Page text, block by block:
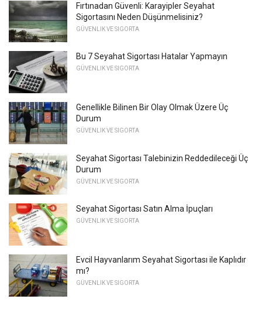
Fırtınadan Güvenli: Karayipler Seyahat
Sigortasını Neden Düşünmelisiniz?
GÜVENLIK VE SIGORTA
Bu 7 Seyahat Sigortası Hatalar Yapmayın
GÜVENLIK VE SIGORTA
Genellikle Bilinen Bir Olay Olmak Üzere Üç
Durum
GÜVENLIK VE SIGORTA
Seyahat Sigortası Talebinizin Reddedileceği Üç
Durum
GÜVENLIK VE SIGORTA
Seyahat Sigortası Satın Alma İpuçları
GÜVENLIK VE SIGORTA
Evcil Hayvanlarım Seyahat Sigortası ile Kaplıdır
mı?
GÜVENLIK VE SIGORTA